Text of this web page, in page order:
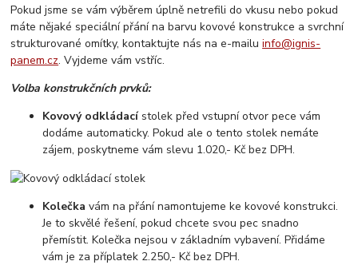
Pokud jsme se vám výběrem úplně netrefili do vkusu nebo pokud
máte nějaké speciální přání na barvu kovové konstrukce a svrchní
strukturované omítky, kontaktujte nás na e-mailuinfo@ignis-
panem.cz. Vyjdeme vám vstříc.
Volba konstrukčních prvků:
Kovový odkládací stolek před vstupní otvor pece vám
dodáme automaticky. Pokud ale o tento stolek nemáte
zájem, poskytneme vám slevu 1.020,- Kč bez DPH.
Kolečka vám na přání namontujeme ke kovové konstrukci.
Je to skvělé řešení, pokud chcete svou pec snadno
přemístit. Kolečka nejsou v základním vybavení. Přidáme
vám je za příplatek 2.250,- Kč bez DPH.